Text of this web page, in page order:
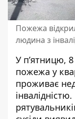
Пожежа
людина з
У п’ятницю,
пожежа у
проживає
інвалідністю.